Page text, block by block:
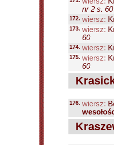
nr 2 s. 60
172. wiersz:
173. wiersz:
60
174. wiersz:
175. wiersz:
60
176. wiersz: